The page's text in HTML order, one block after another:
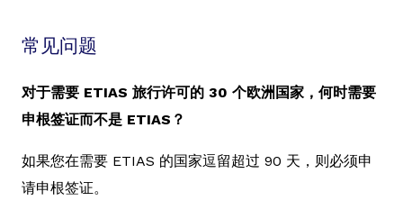
常见问题
对于需要 ETIAS 旅行许可的 30 个欧洲国家，何时需要
申根签证而不是 ETIAS？
如果您在需要 ETIAS 的国家逗留超过 90 天，则必须申
请申根签证。